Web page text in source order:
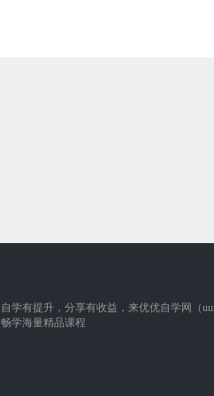
自学有提升，分享有收益，来优优自学网（
畅学海量精品课程